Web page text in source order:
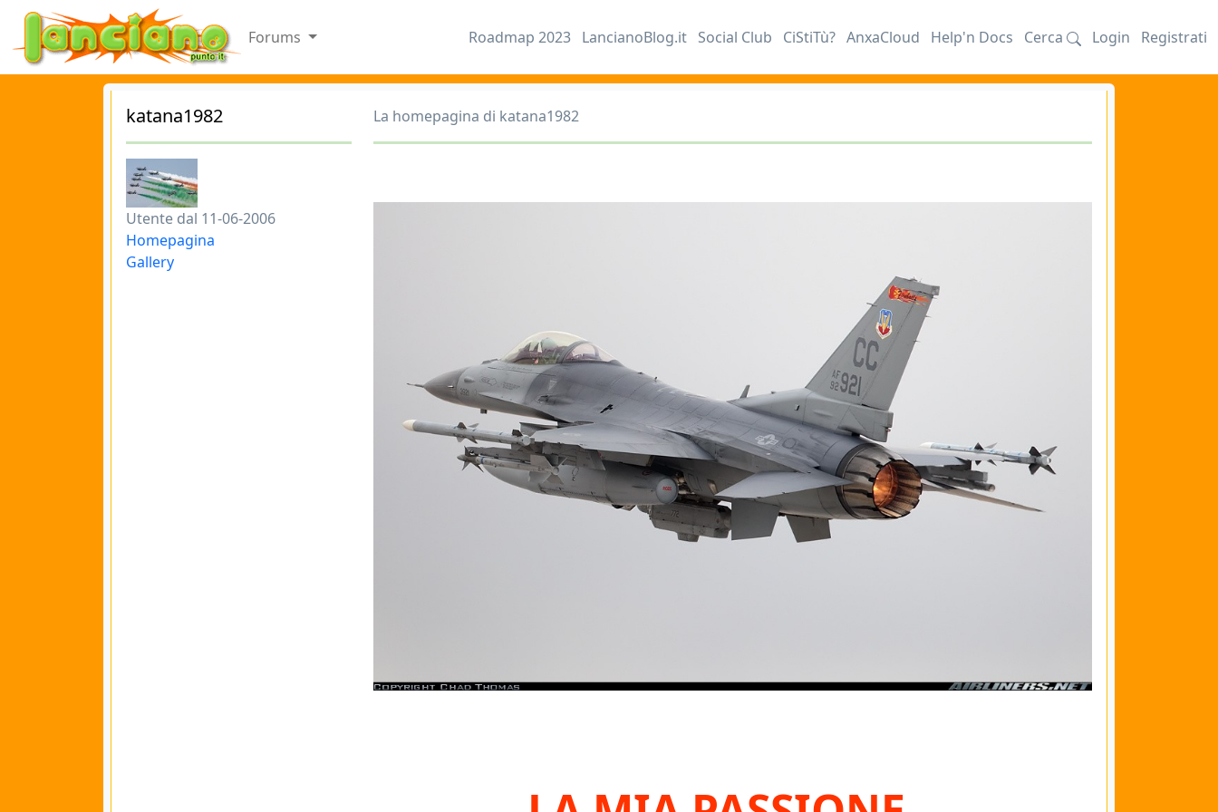
Forums Roadmap 2023 LancianoBlog.it Social Club CiStiTù? AnxaCloud Help'n Docs Cerca Login Registrati
katana1982
Utente dal 11-06-2006
Homepagina
Gallery
La homepagina di katana1982